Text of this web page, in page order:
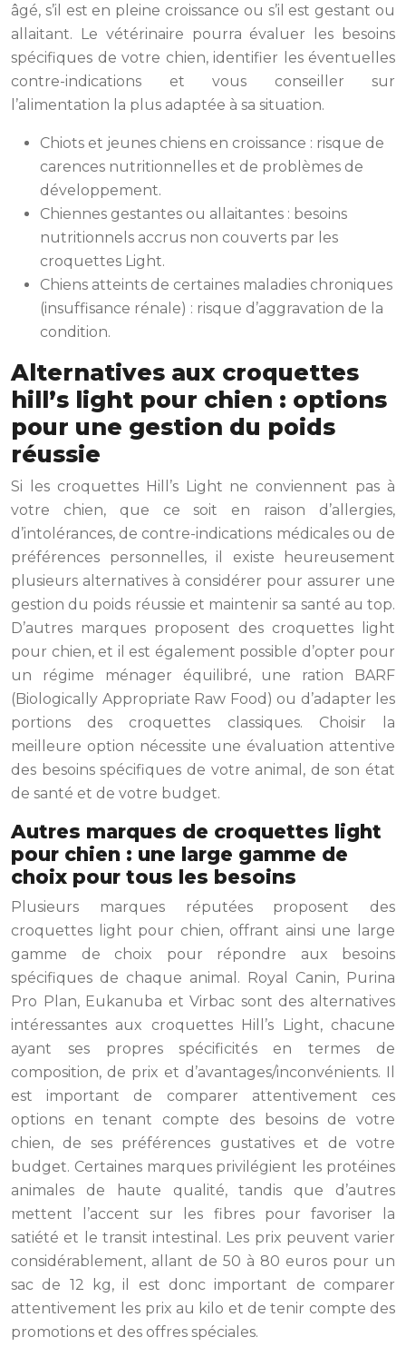
âgé, s’il est en pleine croissance ou s’il est gestant ou
allaitant. Le vétérinaire pourra évaluer les besoins
spécifiques de votre chien, identifier les éventuelles
contre-indications et vous conseiller sur
l’alimentation la plus adaptée à sa situation.
Chiots et jeunes chiens en croissance : risque de
carences nutritionnelles et de problèmes de
développement.
Chiennes gestantes ou allaitantes : besoins
nutritionnels accrus non couverts par les
croquettes Light.
Chiens atteints de certaines maladies chroniques
(insuffisance rénale) : risque d’aggravation de la
condition.
Alternatives aux croquettes
hill’s light pour chien : options
pour une gestion du poids
réussie
Si les croquettes Hill’s Light ne conviennent pas à
votre chien, que ce soit en raison d’allergies,
d’intolérances, de contre-indications médicales ou de
préférences personnelles, il existe heureusement
plusieurs alternatives à considérer pour assurer une
gestion du poids réussie et maintenir sa santé au top.
D’autres marques proposent des croquettes light
pour chien, et il est également possible d’opter pour
un régime ménager équilibré, une ration BARF
(Biologically Appropriate Raw Food) ou d’adapter les
portions des croquettes classiques. Choisir la
meilleure option nécessite une évaluation attentive
des besoins spécifiques de votre animal, de son état
de santé et de votre budget.
Autres marques de croquettes light
pour chien : une large gamme de
choix pour tous les besoins
Plusieurs marques réputées proposent des
croquettes light pour chien, offrant ainsi une large
gamme de choix pour répondre aux besoins
spécifiques de chaque animal. Royal Canin, Purina
Pro Plan, Eukanuba et Virbac sont des alternatives
intéressantes aux croquettes Hill’s Light, chacune
ayant ses propres spécificités en termes de
composition, de prix et d’avantages/inconvénients. Il
est important de comparer attentivement ces
options en tenant compte des besoins de votre
chien, de ses préférences gustatives et de votre
budget. Certaines marques privilégient les protéines
animales de haute qualité, tandis que d’autres
mettent l’accent sur les fibres pour favoriser la
satiété et le transit intestinal. Les prix peuvent varier
considérablement, allant de 50 à 80 euros pour un
sac de 12 kg, il est donc important de comparer
attentivement les prix au kilo et de tenir compte des
promotions et des offres spéciales.